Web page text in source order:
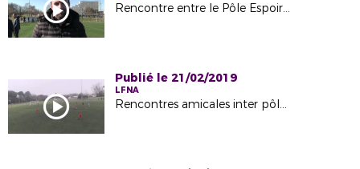
Rencontre entre le Pôle Espoir et la Direction Technique National
Publié le 21/02/2019
LFNA
Rencontres amicales inter pôle (PE TALENCE PE CHATEAUROUX) du 6 Février 2019